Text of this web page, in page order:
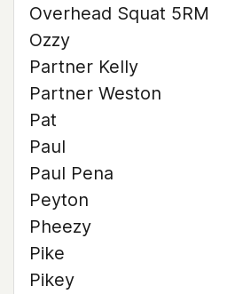
Overhead Squat 5RM
Ozzy
Partner Kelly
Partner Weston
Pat
Paul
Paul Pena
Peyton
Pheezy
Pike
Pikey